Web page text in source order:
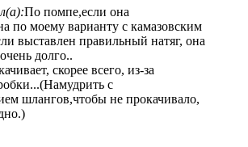
По помпе,если она
по моему варианту с камазовским
выставлен правильный натяг, она
долго..
скорее всего, из-за
с
шлангов,чтобы не прокачивало,